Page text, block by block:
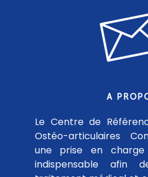
A
Le Centre de
Ostéo-articulaires
une prise en charge
indispensable afin